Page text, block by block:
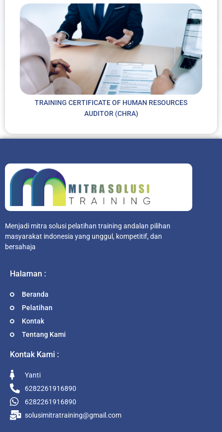
TRAINING CERTIFICATE OF HUMAN RESOURCES
AUDITOR (CHRA)
Menjadi mitra solusi pelatihan training andalan pilihan
masyarakat indonesia yang unggul, kompetitif, dan
bersahaja
Halaman :
Beranda
Pelatihan
Kontak
Tentang Kami
Kontak Kami :
Yanti
6282261916890
6282261916890
solusimitratraining@gmail.com